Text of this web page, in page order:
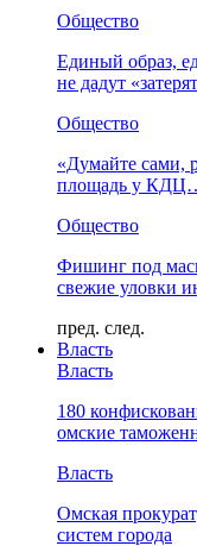
Общество
Единый образ,
не дадут
Общество
«Думайте сами,
площадь у
Общество
Фишинг под
свежие уловки
пред. след.
Власть
Власть
180
омские
Власть
Омская
систем города